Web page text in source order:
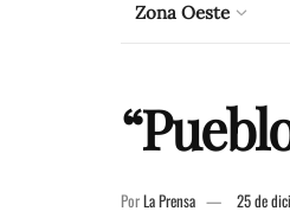
Zona Oeste
PorLa Prensa 25 de